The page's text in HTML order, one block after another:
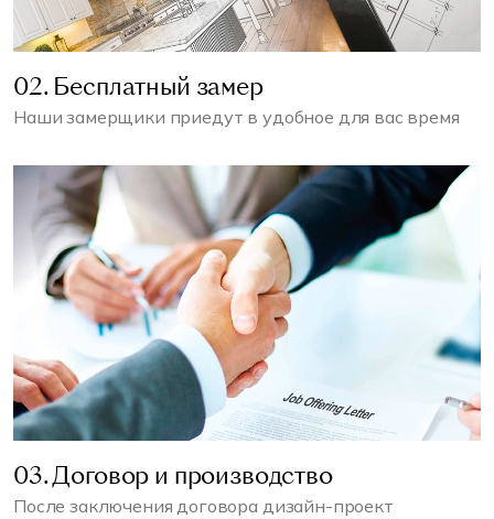
02. Бесплатный замер
Наши замерщики приедут в удобное для вас время
03. Договор и производство
После заключения договора дизайн-проект